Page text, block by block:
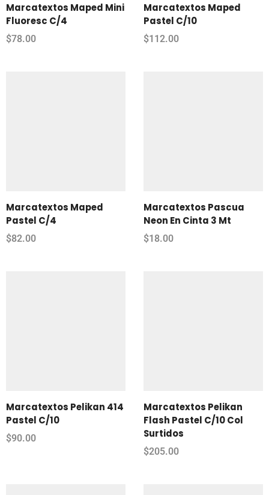
Marcatextos Maped Mini
Fluoresc C/4
$78.00
Marcatextos Maped
Pastel C/10
$112.00
Marcatextos Maped
Pastel C/4
$82.00
Marcatextos Pascua
Neon En Cinta 3 Mt
$18.00
Marcatextos Pelikan 414
Pastel C/10
$90.00
Marcatextos Pelikan
Flash Pastel C/10 Col
Surtidos
$205.00